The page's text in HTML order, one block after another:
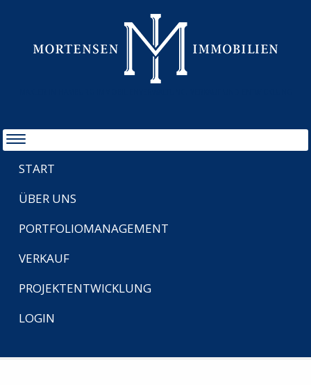
START
ÜBER UNS
PORTFOLIOMANAGEMENT
VERKAUF
PROJEKTENTWICKLUNG
LOGIN